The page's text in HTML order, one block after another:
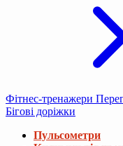
Фітнес-тренажери
Бігові доріжки
Пульсометри